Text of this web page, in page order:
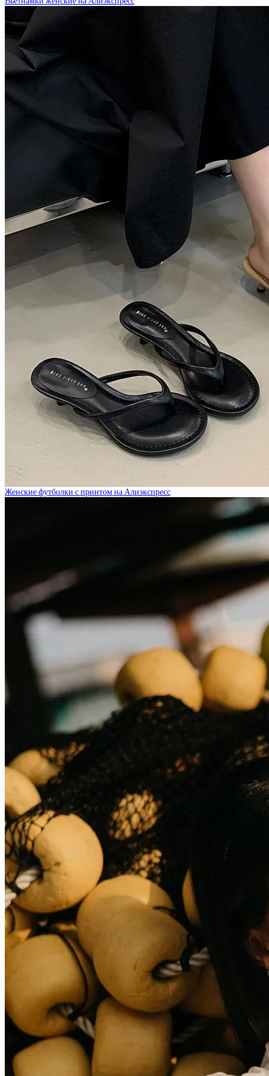
Женские футболки с принтом на Алиэкспресс